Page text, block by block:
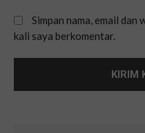
Simpan nama, email
kali saya berkomentar.